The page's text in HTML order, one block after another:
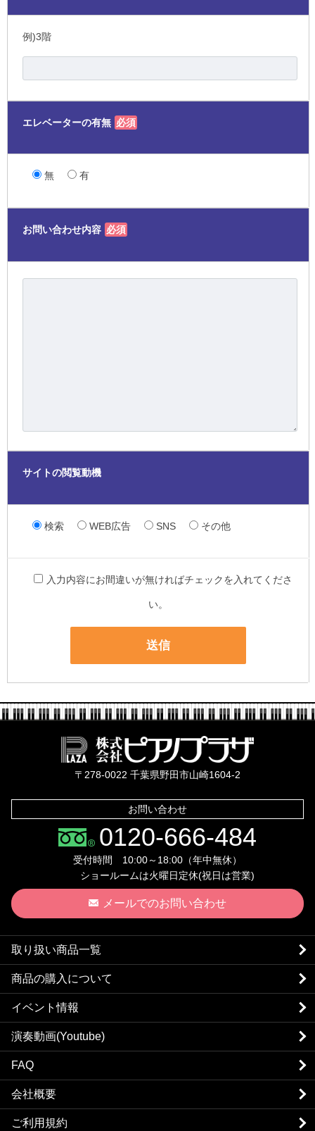
例)3階
エレベーターの有無 必須
無 有
お問い合わせ内容 必須
サイトの閲覧動機
検索 WEB広告 SNS その他
入力内容にお間違いが無ければチェックを入れてくださ
い。
〒278-0022 千葉県野田市山崎1604-2
お問い合わせ
0120-666-484
受付時間 10:00～18:00（年中無休）
ショールームは火曜日定休(祝日は営業)
メールでのお問い合わせ
取り扱い商品一覧
商品の購入について
イベント情報
演奏動画(Youtube)
FAQ
会社概要
ご利用規約